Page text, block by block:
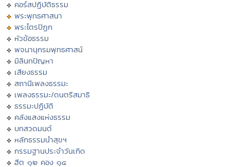
คอร์สปฏิบัติธรรม
พระพุทธศาสนา
พระไตรปิฏก
หัวข้อธรรม
พจนานุกรมพุทธศาสน์
มิลินทปัญหา
เสียงธรรม
สถานีเพลงธรรมะ
เพลงธรรมะ/ดนตรีสมาธิ
ธรรมะปฏิบัติ
คลังแสงแห่งธรรม
บทสวดมนต์
หลักธรรมนำสุขฯ
กรรมฐานประจำวันเกิด
ฮีต ๑๒ คอง ๑๔